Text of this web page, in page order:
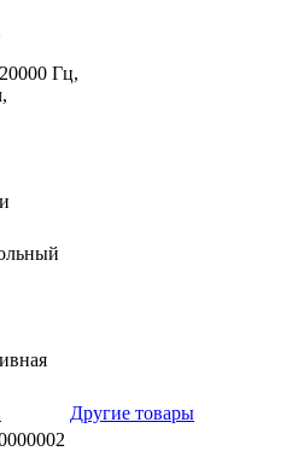
Гц,
Другие товары